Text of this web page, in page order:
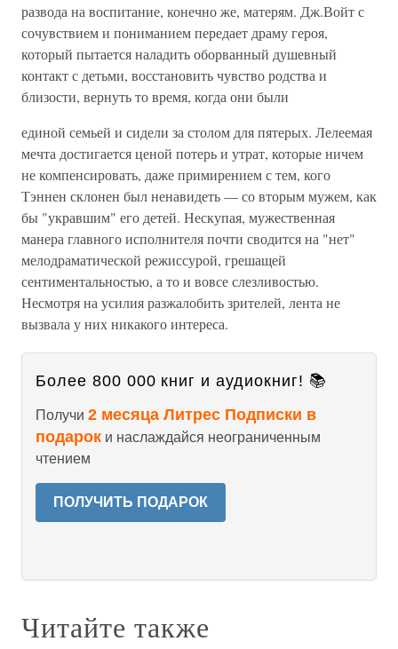
развода на воспитание, конечно же, матерям. Дж.Войт с
сочувствием и пониманием передает драму героя,
который пытается наладить оборванный душевный
контакт с детьми, восстановить чувство родства и
близости, вернуть то время, когда они были
единой семьей и сидели за столом для пятерых. Лелеемая
мечта достигается ценой потерь и утрат, которые ничем
не компенсировать, даже примирением с тем, кого
Тэннен склонен был ненавидеть — со вторым мужем, как
бы "укравшим" его детей. Нескупая, мужественная
манера главного исполнителя почти сводится на "нет"
мелодраматической режиссурой, грешащей
сентиментальностью, а то и вовсе слезливостью.
Несмотря на усилия разжалобить зрителей, лента не
вызвала у них никакого интереса.
Более 800 000 книг и аудиокниг! 📚
Получи 2 месяца Литрес Подписки в
подарок и наслаждайся неограниченным
чтением
ПОЛУЧИТЬ ПОДАРОК
Читайте также